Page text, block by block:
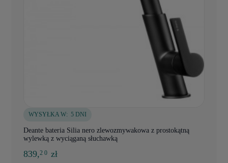
WYSYŁKA W: 5 DNI
Deante bateria Silia nero zlewozmywakowa z prostokątną
wylewką z wyciąganą słuchawką
839,2 0 zł